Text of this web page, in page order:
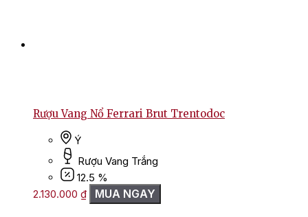
Rượu Vang Nổ Ferrari Brut Trentodoc
Ý
Rượu Vang Trắng
12.5 %
2.130.000 ₫ MUA NGAY